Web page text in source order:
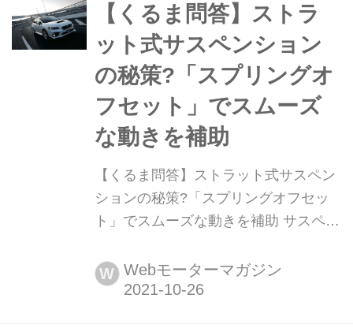
【くるま問答】ストラ
ット式サスペンション
の秘策?「スプリングオ
フセット」でスムーズ
な動きを補助
【くるま問答】ストラット式サスペン
ションの秘策?「スプリングオフセッ
ト」でスムーズな動きを補助 サスペン
ット」という言葉、聞き慣れない人も
いるかもしれない。しかし、ストラッ
W Webモーターマガジン